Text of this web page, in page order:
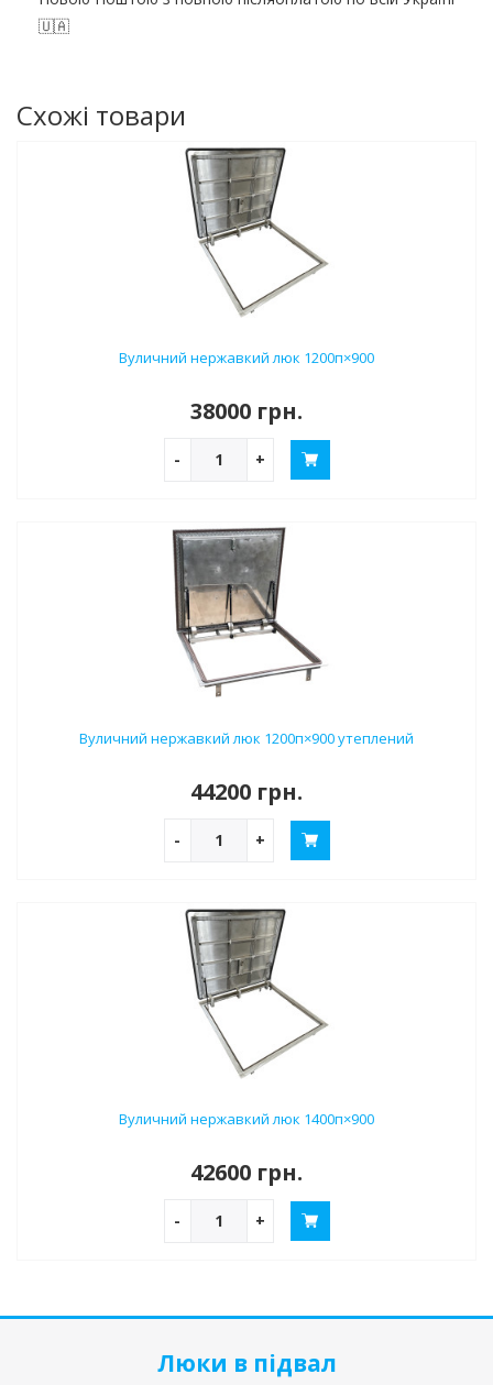
🇺🇦
Схожі товари
Вуличний нержавкий люк 1200п×900
38000 грн.
- +
Вуличний нержавкий люк 1200п×900 утеплений
44200 грн.
- +
Вуличний нержавкий люк 1400п×900
42600 грн.
- +
Люки в підвал